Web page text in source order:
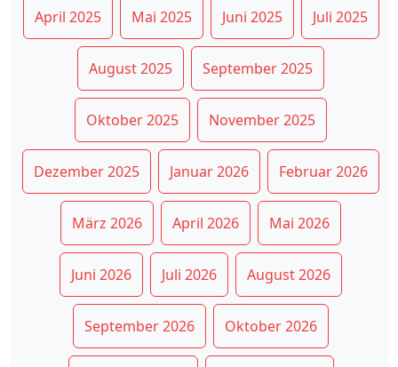
April 2025 Mai 2025 Juni 2025 Juli 2025
August 2025 September 2025
Oktober 2025 November 2025
Dezember 2025 Januar 2026 Februar 2026
März 2026 April 2026 Mai 2026
Juni 2026 Juli 2026 August 2026
September 2026 Oktober 2026